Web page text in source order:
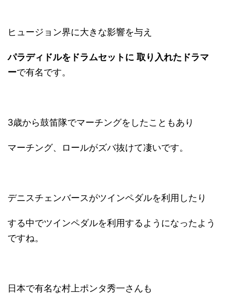
ヒュージョン界に大きな影響を与え
パラディドルをドラムセットに 取り入れたドラマ
ーで有名です。
3歳から鼓笛隊でマーチングをしたこともあり
マーチング、ロールがズバ抜けて凄いです。
デニスチェンバースがツインペダルを利用したり
する中でツインペダルを利用するようになったよう
ですね。
日本で有名な村上ポンタ秀一さんも